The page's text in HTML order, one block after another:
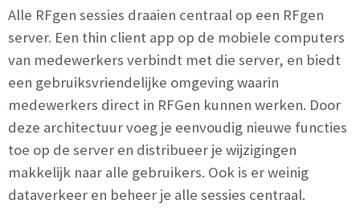
Alle RFgen sessies draaien centraal op een RFgen
server. Een thin client app op de mobiele computers
van medewerkers verbindt met die server, en biedt
een gebruiksvriendelijke omgeving waarin
medewerkers direct in RFGen kunnen werken. Door
deze architectuur voeg je eenvoudig nieuwe functies
toe op de server en distribueer je wijzigingen
makkelijk naar alle gebruikers. Ook is er weinig
dataverkeer en beheer je alle sessies centraal.